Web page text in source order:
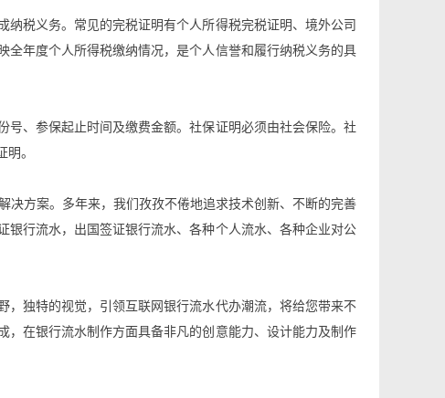
税义务。常见的完税证明有个人所得税完税证明、境外公司
年度个人所得税缴纳情况，是个人信誉和履行纳税义务的具
、参保起止时间及缴费金额。社保证明必须由社会保险。社
。
决方案。多年来，我们孜孜不倦地追求技术创新、不断的完善
行流水，出国签证银行流水、各种个人流水、各种企业对公
独特的视觉，引领互联网银行流水代办潮流，将给您带来不
，在银行流水制作方面具备非凡的创意能力、设计能力及制作